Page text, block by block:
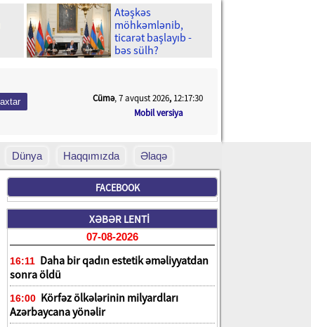
Atəşkəs
möhkəmlənib,
ticarət başlayıb -
bəs sülh?
Mobil versiya
Cümə, 7 avqust 2026, 12:17:32
Dünya Haqqımızda Əlaqə
FACEBOOK
XƏBƏR LENTİ
07-08-2026
16:11 Daha bir qadın estetik əməliyyatdan
sonra öldü
16:00 Körfəz ölkələrinin milyardları
Azərbaycana yönəlir